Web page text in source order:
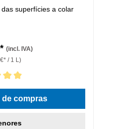
superfícies a colar
(incl. IVA)
/ 1 L)
5 estrelas
de compras